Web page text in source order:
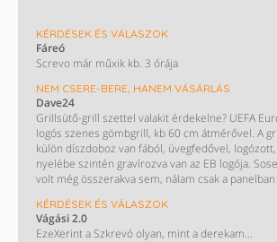
KÉRDÉSEK ÉS VÁLASZOK
Fáreó
Screvo már műxik kb. 3 órája
NEM CSERE-BERE, HANEM VÁSÁRLÁS
Dave24
Grillsütő-grill szettel valakit érdekelne? UEFA
logós szenes gömbgrill, kb 60 cm átmérővel. A
külön díszdoboz van fából, üvegfedővel,
nyelébe szintén gravírozva van az EB logója.
volt még összerakva sem, nálam csak a
porosodik a dobozban.
KÉRDÉSEK ÉS VÁLASZOK
Vágási 2.0
EzeXerint a Szkrevó olyan, mint a derekam...